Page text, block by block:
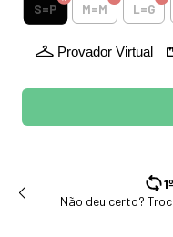
S=P M=M L=G
Provador Virtual
Estoque